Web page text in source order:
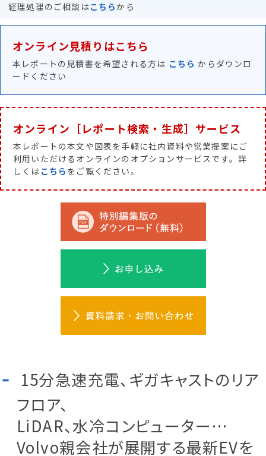
経理処理のご相談はこちらから
オンライン見積りはこちら
本レポートの見積書を希望される方は こちら からダウンロ
ードください
オンライン［レポート検索・生成］サービス
本レポートの本文や図表を手軽に社内資料や営業提案にご
利用いただけるオンラインのオプションサービスです。詳
しくは こちら をご覧ください。
15分急速充電、ギガキャストのリア
フロア、
LiDAR、水冷コンピューター…
Volvo親会社が展開する最新EVを